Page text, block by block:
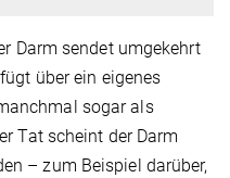
Darm sendet umgekehrt
über ein eigenes
sogar als
Tat scheint der Darm
– zum Beispiel darüber,